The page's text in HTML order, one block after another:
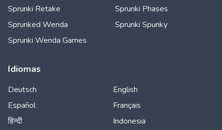
Sprunki Retake
Sprunki Phases
Sprunked Wenda
Sprunki Spunky
Sprunki Wenda Games
Idiomas
Deutsch
English
Español
Français
हिन्दी
Indonesia